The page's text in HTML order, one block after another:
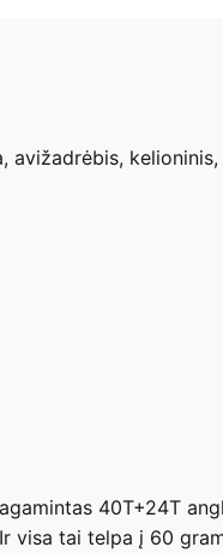
, avižadrėbis, kelioninis,
40T+24T
tai telpa į 60